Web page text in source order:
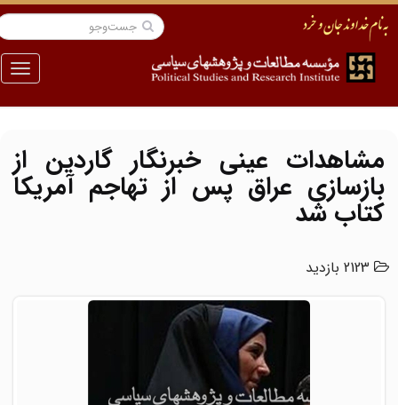
منو
مشاهدات عینی خبرنگار گاردین از
بازسازی عراق پس از تهاجم آمریکا
کتاب شد
2123 بازدید